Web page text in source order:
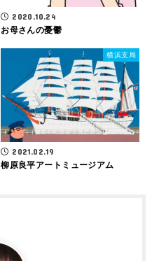
2020.10.24
お母さんの憂鬱
横浜支局
2021.02.19
柳原良平アートミュージアム